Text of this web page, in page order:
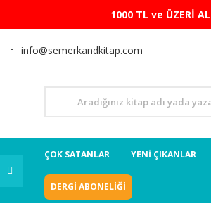
1000 TL ve ÜZERİ
info@semerkandkitap.com
ÇOK SATANLAR YENİ ÇIKANLAR
DERGİ ABONELİĞİ